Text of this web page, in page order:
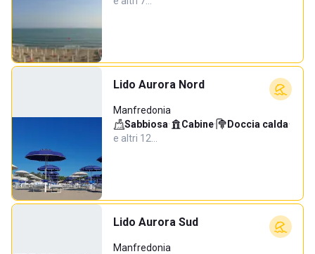
Lido Aurora Nord
Manfredonia
Sabbiosa· Cabine· Doccia calda·
e altri 12…
Lido Aurora Sud
Manfredonia